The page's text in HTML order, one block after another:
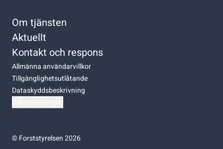
Om tjänsten
Aktuellt
Kontakt och respons
Allmänna användarvillkor
Tillgänglighetsutlåtande
Dataskyddsbeskrivning
©Forststyrelsen 2026